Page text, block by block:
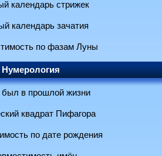
календарь стрижек
календарь зачатия
по фазам Луны
Нумерология
был в прошлой жизни
квадрат Пифагора
по дате рождения